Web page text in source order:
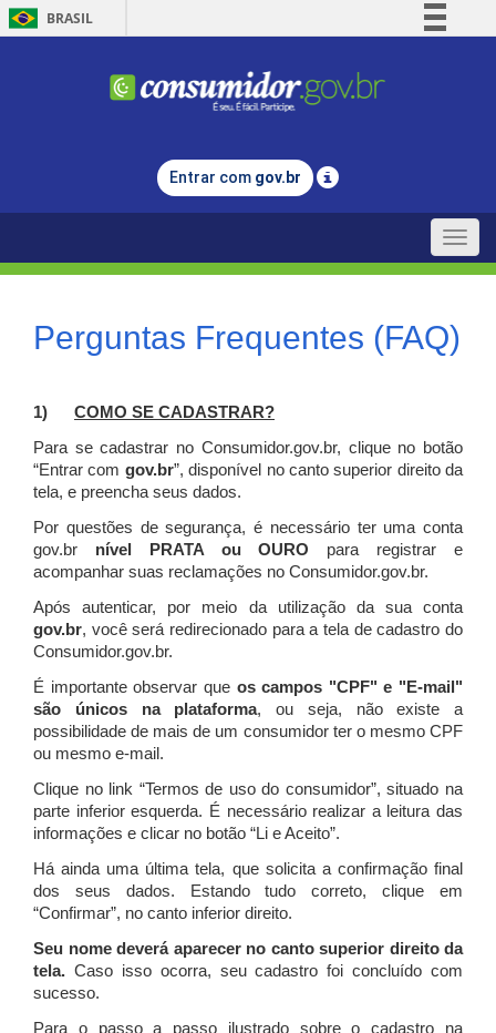
BRASIL
Comunica BR
Legislação
Entrar com gov.br
Toggle
Perguntas Frequentes (FAQ)
1) COMO SE CADASTRAR?
Para se cadastrar no Consumidor.gov.br, clique no botão
“Entrar com gov.br”, disponível no canto superior direito da
tela, e preencha seus dados.
Por questões de segurança, é necessário ter uma conta
gov.br nível PRATA ou OURO para registrar e
acompanhar suas reclamações no Consumidor.gov.br.
Após autenticar, por meio da utilização da sua conta
gov.br, você será redirecionado para a tela de cadastro do
Consumidor.gov.br.
É importante observar que os campos "CPF" e "E-mail"
são únicos na plataforma, ou seja, não existe a
possibilidade de mais de um consumidor ter o mesmo CPF
ou mesmo e-mail.
Clique no link “Termos de uso do consumidor”, situado na
parte inferior esquerda. É necessário realizar a leitura das
informações e clicar no botão “Li e Aceito”.
Há ainda uma última tela, que solicita a confirmação final
dos seus dados. Estando tudo correto, clique em
“Confirmar”, no canto inferior direito.
Seu nome deverá aparecer no canto superior direito da
tela. Caso isso ocorra, seu cadastro foi concluído com
sucesso.
Para o passo a passo ilustrado sobre o cadastro na